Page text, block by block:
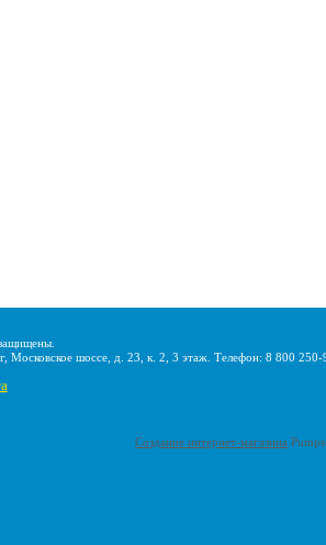
Московское шоссе, д. 23, к. 2, 3 этаж. Телефон: 8 800
Создание интернет-магазина